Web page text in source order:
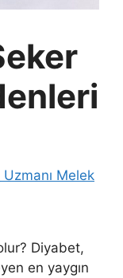
Uzmanı Melek
Diyabet,
en yaygın